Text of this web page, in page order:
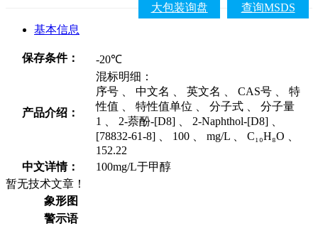
查询MSDS
大包装询盘
基本信息
保存条件： -20℃
产品介绍：
混标明细：
序号 、 中文名 、 英文名 、 CAS号 、 特
性值 、 特性值单位 、 分子式 、 分子量
1 、 2-萘酚-[D8] 、 2-Naphthol-[D8] 、
[78832-61-8] 、 100 、 mg/L 、 C₁₀H₈O 、
152.22
中文详情：
100mg/L于甲醇
暂无技术文章！
象形图
警示语